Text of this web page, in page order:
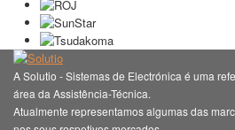
A Solutio - Sistemas de Electrónica é uma
área da Assistência-Técnica.
Atualmente representamos algumas das